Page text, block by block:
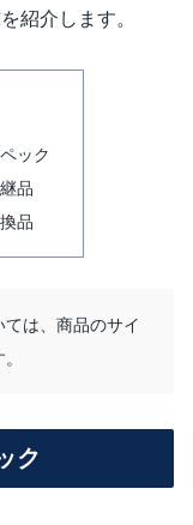
紹介します。
ック
品
品
は、商品のサイ
ク